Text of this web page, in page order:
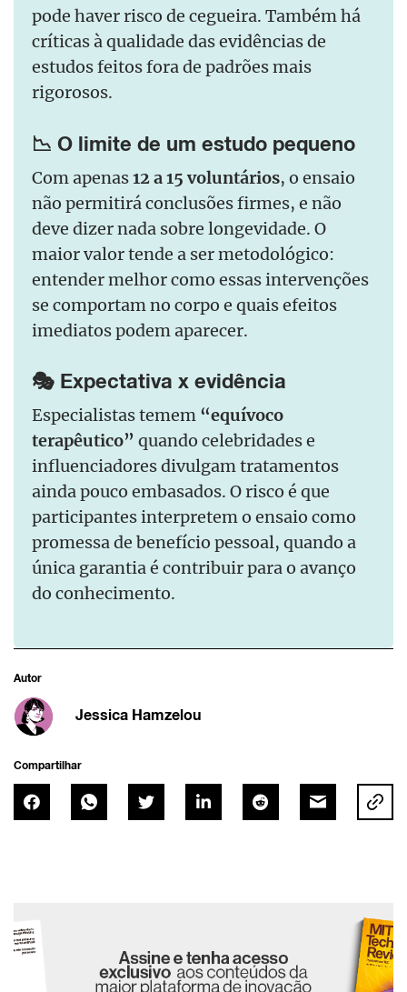
pode haver risco de cegueira. Também há
críticas à qualidade das evidências de
estudos feitos fora de padrões mais
rigorosos.
📉 O limite de um estudo pequeno
Com apenas12 a 15 voluntários, o ensaio
não permitirá conclusões firmes, e não
deve dizer nada sobre longevidade. O
maior valor tende a ser metodológico:
entender melhor como essas intervenções
se comportam no corpo e quais efeitos
imediatos podem aparecer.
🎭 Expectativa x evidência
Especialistas temem “equívoco
terapêutico” quando celebridades e
influenciadores divulgam tratamentos
ainda pouco embasados. O risco é que
participantes interpretem o ensaio como
promessa de benefício pessoal, quando a
única garantia é contribuir para o avanço
do conhecimento.
Autor
Jessica Hamzelou
Compartilhar